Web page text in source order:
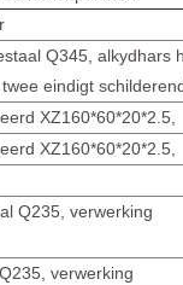
Q345, alkydhars
eindigt
XZ160*60*20*2.5,
XZ160*60*20*2.5,
Q235, verwerking
verwerking